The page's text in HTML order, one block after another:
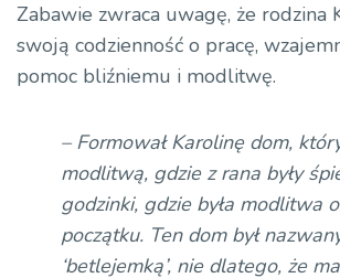
Zabawie zwraca uwagę, że rodzina
swoją codzienność o pracę,
pomoc bliźniemu i modlitwę.
– Formował Karolinę dom,
modlitwą, gdzie z rana były
godzinki, gdzie była modlitwa
początku. Ten dom był
‘betlejemką’, nie dlatego, że